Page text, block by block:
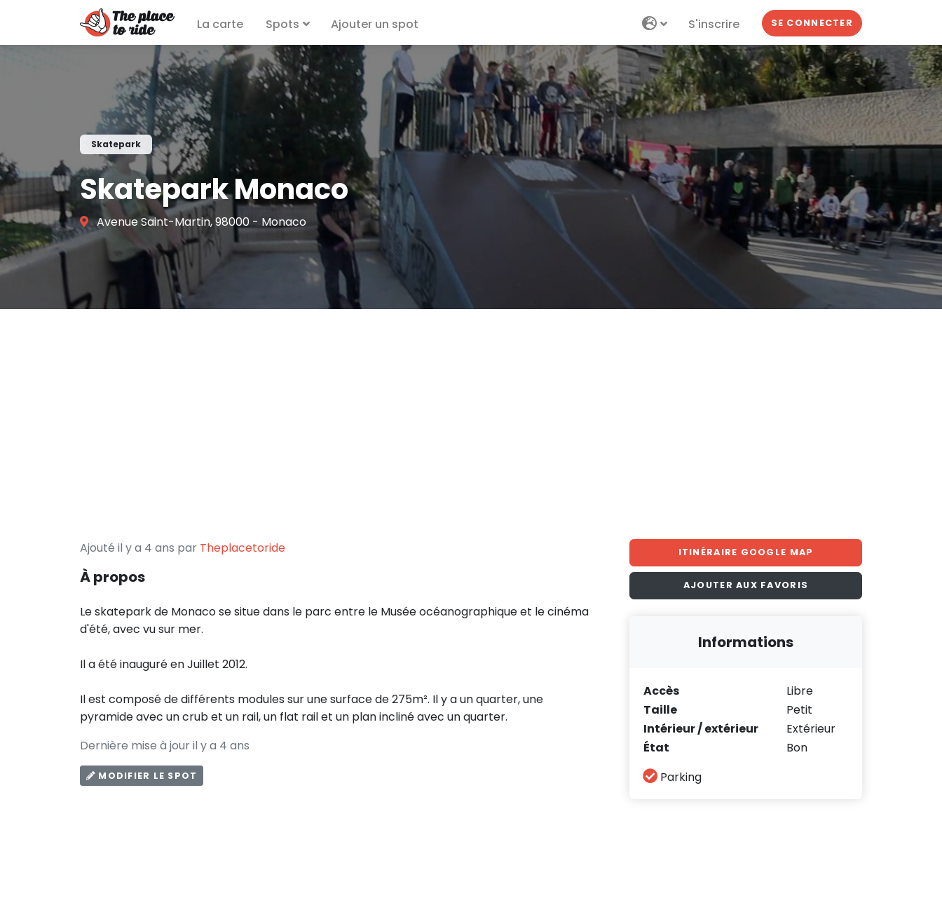
La carte Spots Ajouter un spot S'inscrire SE CONNECTER
Skatepark
Skatepark Monaco
Avenue Saint-Martin, 98000 - Monaco
Ajouté il y a 4 ans par Theplacetoride
À propos
Le skatepark de Monaco se situe dans le parc entre le Musée océanographique et le cinéma
d'été, avec vu sur mer.
Il a été inauguré en Juillet 2012.
Il est composé de différents modules sur une surface de 275m². Il y a un quarter, une
pyramide avec un crub et un rail, un flat rail et un plan incliné avec un quarter.
Dernière mise à jour il y a 4 ans
MODIFIER LE SPOT
ITINÉRAIRE GOOGLE MAP
AJOUTER AUX FAVORIS
Informations
Accès
Libre
Taille
Petit
Intérieur / extérieur
Extérieur
État
Bon
Parking